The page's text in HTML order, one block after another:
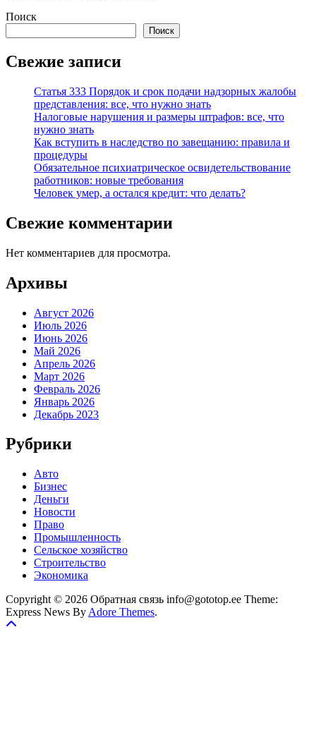
Поиск
Поиск
Свежие записи
Статья 333 Порядок и срок подачи надзорных жалобы
представления: все, что нужно знать
Налоговые нарушения и размеры штрафов: все, что
нужно знать
Как вступить в наследство по завещанию: правила и
процедуры
Обязательное психиатрическое освидетельствование
работников: новые требования
Человек умер, а остался кредит: что делать?
Свежие комментарии
Нет комментариев для просмотра.
Архивы
Август 2026
Июль 2026
Июнь 2026
Май 2026
Апрель 2026
Март 2026
Февраль 2026
Январь 2026
Декабрь 2023
Рубрики
Авто
Бизнес
Деньги
Новости
Право
Промышленность
Сельское хозяйство
Строительство
Экономика
Copyright © 2026 Обратная связь info@gototop.ee Theme:
Express News By Adore Themes.